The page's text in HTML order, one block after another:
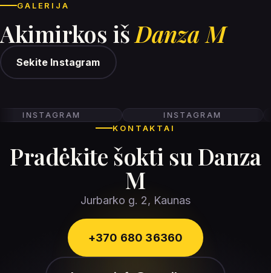
GALERIJA
Akimirkos iš Danza M
Sekite Instagram
INSTAGRAM
INSTAGRAM
KONTAKTAI
Pradėkite šokti su Danza
M
Jurbarko g. 2, Kaunas
+370 680 36360